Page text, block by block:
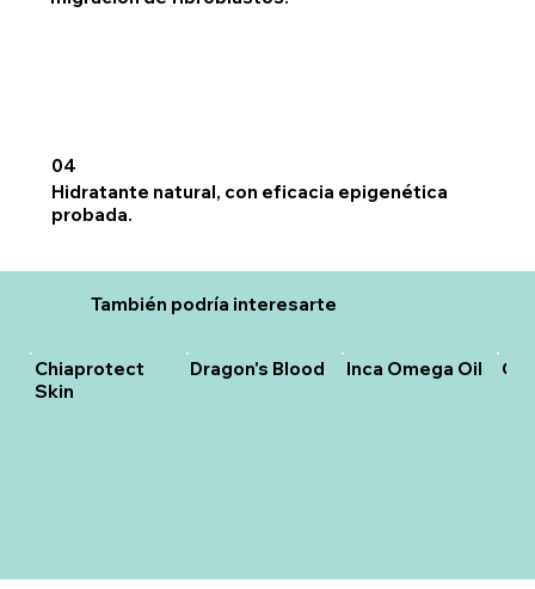
04
Hidratante natural, con eficacia epigenética
probada.
También podría interesarte
Chiaprotect
Skin
Dragon's Blood Inca Omega Oil